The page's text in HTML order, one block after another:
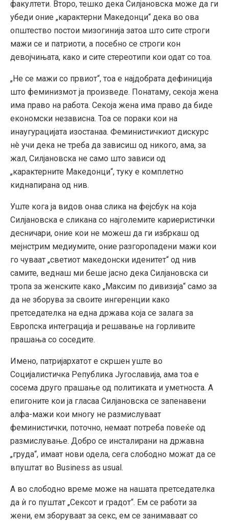
факултети. Второ, тешко дека Силјановска може да ги
убеди оние „карактерни Македонци“ дека во ова
општество постои мизогинија затоа што сите строги
мажи се и патриоти, а посебно се строги кон
девојчињата, како и сите стереотипи кои одат со тоа.
„Не се мажи со првиот“, тоа е најдобрата дефиниција
што феминизмот ја произведе. Понатаму, секоја жена
има право на рaбота. Секоја жена има право да биде
економски независна. Тоа се пораки кои на
инаугурацијата изостанаа. Феминистичкиот дискурс
нè учи дека не треба да зависиш од никого, ама, за
жал, Силјановска не само што зависи од
„карактерните Македонци“, туку е комплетно
киднапирана од нив.
Уште кога ја видов онаа слика на фејсбук на која
Силјановска е сликана со најголемите кариеристички
десничари, оние кои не можеш да ги избркаш од
мејнстрим медиумите, оние разгоропадени мажи кои
го чуваат „светиот македонски иденитет“ од нив
самите, веднаш ми беше јасно дека Силјановска си
тропа за женските како „Максим по дивизија“ само за
да не зборува за своите ингеренции како
претседателка на една држава која се залага за
Европска интеграција и решавање на горливите
прашања со соседите.
Имено, патријархатот е скршен уште во
Социјалистичка Република Југославија, ама тоа е
сосема друго прашање од политиката и уметноста. А
епигоните кои ја гласаа Силјановска се запенавени
алфа-мажи кои многу не размислуваат
феминистички, поточно, немаат потреба повеќе од
размислување. Добро се инсталирани на државна
„груда“, имаат нови одела, сега слободно можат да се
впуштат во Business as usual.
А во слободно време може на нашата претседателка
да ѝ го пуштат „Сексот и градот“. Ем се работи за
жени, ем зборуваат за секс, ем се занимаваат со